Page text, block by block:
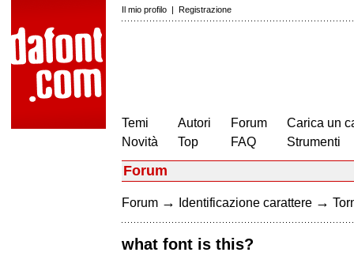
Il mio profilo | Registrazione
Temi
Novità
Autori
Top
Forum
FAQ
Carica un
Strumenti
Forum
Forum → Identificazione carattere →
what font is this?